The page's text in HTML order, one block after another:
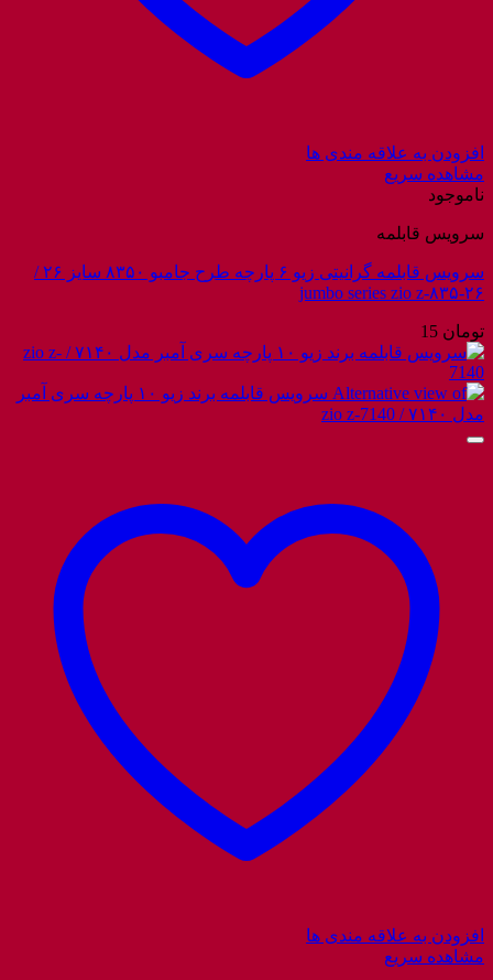
افزودن به علاقه مندی ها
مشاهده سریع
ناموجود
سرویس قابلمه
سرویس قابلمه گرانیتی زیو ۶ پارچه طرح جامبو ۸۳۵۰ سایز ۲۶ /
jumbo series zio z-۸۳۵-۲۶
تومان
افزودن به علاقه مندی ها
مشاهده سریع